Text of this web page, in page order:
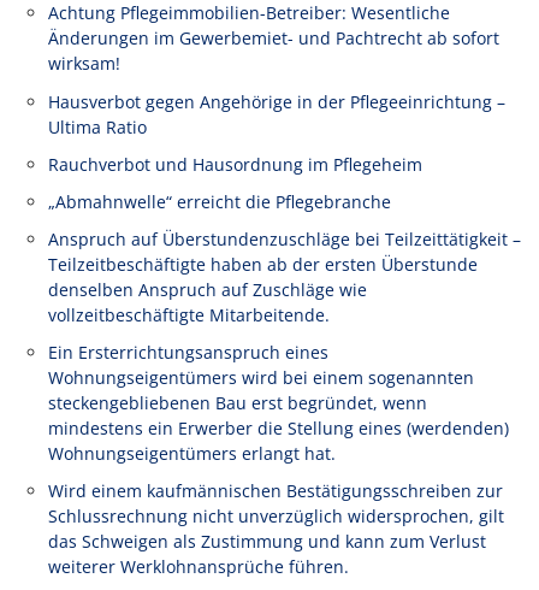
Achtung Pflegeimmobilien-Betreiber: Wesentliche
Änderungen im Gewerbemiet- und Pachtrecht ab sofort
wirksam!
Hausverbot gegen Angehörige in der Pflegeeinrichtung –
Ultima Ratio
Rauchverbot und Hausordnung im Pflegeheim
„Abmahnwelle“ erreicht die Pflegebranche
Anspruch auf Überstundenzuschläge bei Teilzeittätigkeit –
Teilzeitbeschäftigte haben ab der ersten Überstunde
denselben Anspruch auf Zuschläge wie
vollzeitbeschäftigte Mitarbeitende.
Ein Ersterrichtungsanspruch eines
Wohnungseigentümers wird bei einem sogenannten
steckengebliebenen Bau erst begründet, wenn
mindestens ein Erwerber die Stellung eines (werdenden)
Wohnungseigentümers erlangt hat.
Wird einem kaufmännischen Bestätigungsschreiben zur
Schlussrechnung nicht unverzüglich widersprochen, gilt
das Schweigen als Zustimmung und kann zum Verlust
weiterer Werklohnansprüche führen.